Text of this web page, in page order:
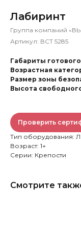
Лабиринт
Группа компаний
Артикул: ВСТ 5285
Габариты
Возрастная
Размер зоны
Высота
Проверить
Тип оборудования:
Возраст: 1+
Серии: Крепости
Смотрите